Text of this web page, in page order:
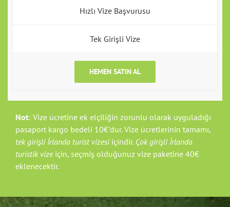
Hızlı Vize Başvurusu
Tek Girişli Vize
HEMEN SATIN AL
Not: Vize ücretine ek elçiliğin zorunlu olarak uyguladığı
pasaport kargo bedeli 10€’dur. Vize ücretlerinin tamamı,
tek girişli İrlanda turist vizesi içindir. Çok girişli İrlanda
turistik vize için, seçmiş olduğunuz vize paketine 40€
eklenecektir.